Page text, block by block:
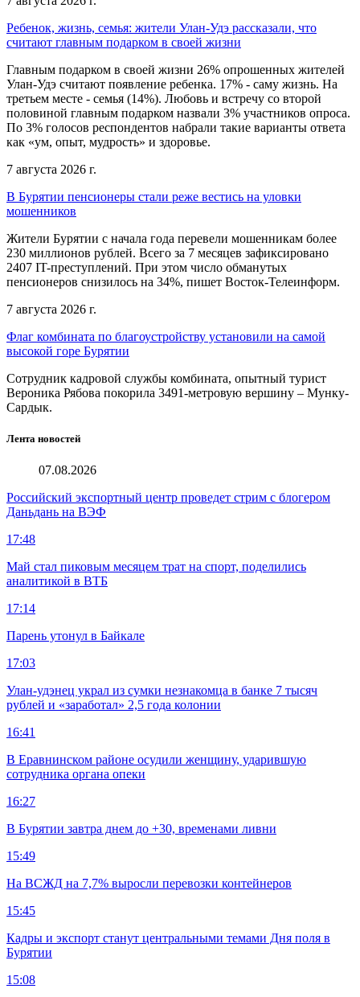
Ребенок, жизнь, семья: жители Улан-Удэ рассказали, что
считают главным подарком в своей жизни
Главным подарком в своей жизни 26% опрошенных жителей
Улан-Удэ считают появление ребенка. 17% - саму жизнь. На
третьем месте - семья (14%). Любовь и встречу со второй
половиной главным подарком назвали 3% участников опроса.
По 3% голосов респондентов набрали такие варианты ответа
как «ум, опыт, мудрость» и здоровье.
7 августа 2026 г.
В Бурятии пенсионеры стали реже вестись на уловки
мошенников
Жители Бурятии с начала года перевели мошенникам более
230 миллионов рублей. Всего за 7 месяцев зафиксировано
2407 IT-преступлений. При этом число обманутых
пенсионеров снизилось на 34%, пишет Восток-Телеинформ.
7 августа 2026 г.
Флаг комбината по благоустройству установили на самой
высокой горе Бурятии
Сотрудник кадровой службы комбината, опытный турист
Вероника Рябова покорила 3491-метровую вершину – Мунку-
Сардык.
Лента новостей
07.08.2026
Российский экспортный центр проведет стрим с блогером
Даньдань на ВЭФ
17:48
Май стал пиковым месяцем трат на спорт, поделились
аналитикой в ВТБ
17:14
Парень утонул в Байкале
17:03
Улан-удэнец украл из сумки незнакомца в банке 7 тысяч
рублей и «заработал» 2,5 года колонии
16:41
В Еравнинском районе осудили женщину, ударившую
сотрудника органа опеки
16:27
В Бурятии завтра днем до +30, временами ливни
15:49
На ВСЖД на 7,7% выросли перевозки контейнеров
15:45
Кадры и экспорт станут центральными темами Дня поля в
Бурятии
15:08